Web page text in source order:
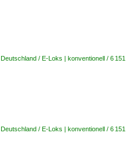
Deutschland / E-Loks | konventionell / 6
Deutschland / E-Loks | konventionell / 6